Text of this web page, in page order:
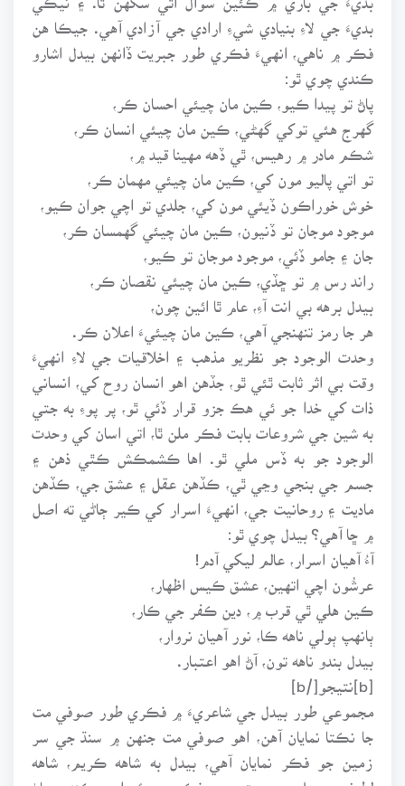
بديءَ جي لاءِ بنيادي شيءِ ارادي جي آزادي آهي. جيڪا هن
فڪر ۾ ناهي، انهيءَ فڪري طور جبريت ڏانهن بيدل اشارو
پاڻ تو پيدا ڪيو، ڪين مان چيئي احسان ڪر،
گهرج هئي توکي گهڻي، ڪين مان چيئي انسان ڪر،
شڪم مادر ۾ رهيس، ٿي ڏهه مهينا قيد ۾،
تو اتي پاليو مون کي، ڪين مان چيئي مهمان ڪر،
خوش خوراڪون ڏيئي مون کي، جلدي تو اچي جوان ڪيو،
موجود موجان تو ڏنيون، ڪين مان چيئي گهمسان ڪر،
جان ۽ جامو ڏئي، موجود موجان تو ڪيو،
راند رس ۾ تو ڇڏي، ڪين مان چيئي نقصان ڪر،
بيدل برهه بي انت آءِ، عام ٿا ائين چون،
هر جا رمز تنهنجي آهي، ڪين مان چيئيءَ اعلان ڪر.
وحدت الوجود جو نظريو مذهب ۽ اخلاقيات جي لاءِ انهيءَ
وقت بي اثر ثابت ٿئي ٿو، جڏهن اهو انسان روح کي، انساني
ذات کي خدا جو ئي هڪ جزو قرار ڏئي ٿو، پر پوءِ به جتي
به شين جي شروعات بابت فڪر ملن ٿا، اتي اسان کي وحدت
الوجود جو به ڏس ملي ٿو. اها ڪشمڪش ڪٿي ذهن ۽
جسم جي بنجي وڃي ٿي، ڪڏهن عقل ۽ عشق جي، ڪڏهن
ماديت ۽ روحانيت جي، انهيءَ اسرار کي ڪير ڄاڻي ته اصل
۾ ڇا آهي؟ بيدل چوي ٿو:
آءُ آهيان اسرار، عالم ليکي آدم!
عرشُون اچي اتهين، عشق ڪيس اظهار،
ڪين هلي ٿي قرب ۾، دين ڪفر جي ڪار،
ٻانهپ ٻولي ناهه ڪا، نور آهيان نروار،
بيدل بندو ناهه تون، آڻ اهو اعتبار.
[b]نتيجو[/b]
مجموعي طور بيدل جي شاعريءَ ۾ فڪري طور صوفي مت
جا نڪتا نمايان آهن، اهو صوفي مت جنهن ۾ سنڌ جي سر
زمين جو فڪر نمايان آهي، بيدل به شاهه ڪريم، شاهه
لطيف، سچل سرمست جي فڪري پوئيواري ڪندي پاڻ